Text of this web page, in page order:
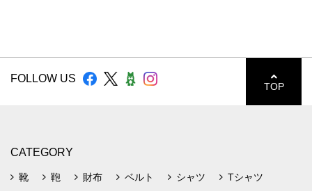
FOLLOW US
TOP
CATEGORY
靴 鞄 財布 ベルト シャツ Tシャツ